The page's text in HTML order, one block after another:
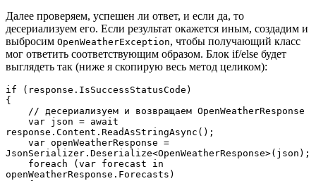
Далее проверяем, успешен ли ответ, и если да, то
десериализуем его. Если результат окажется иным, создадим и
выбросим OpenWeatherException, чтобы получающий класс
мог ответить соответствующим образом. Блок if/else будет
выглядеть так (ниже я скопирую весь метод целиком):
if (response.IsSuccessStatusCode)
{
response.Content.ReadAsStringAsync();
JsonSerializer.Deserialize<OpenWeatherResponse>(json);
openWeatherResponse.Forecasts)